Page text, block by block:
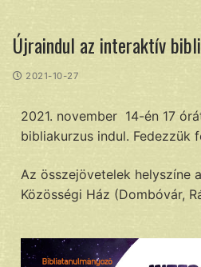
Újraindul az interaktív
2021-10-27
2021. november 14-én 17
bibliakurzus indul. Fedezzük
Az összejövetelek helyszíne
Közösségi Ház (Dombóvár,